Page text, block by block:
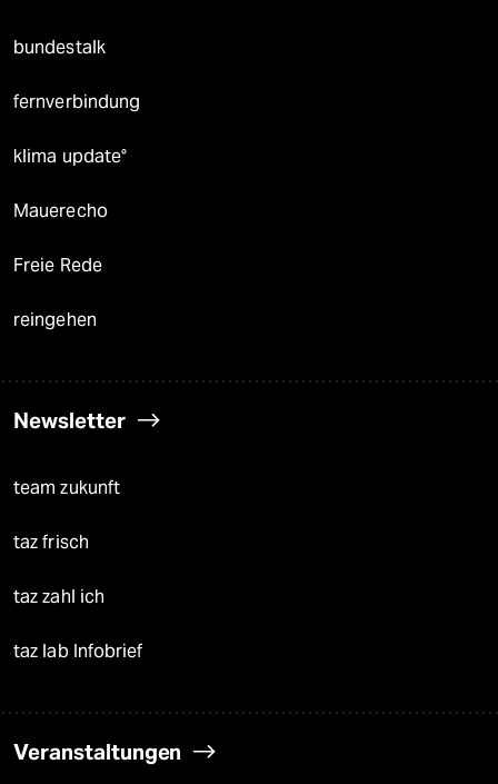
bundestalk
fernverbindung
klima update°
Mauerecho
Freie Rede
reingehen
Newsletter
team zukunft
taz frisch
taz zahl ich
taz lab Infobrief
Veranstaltungen